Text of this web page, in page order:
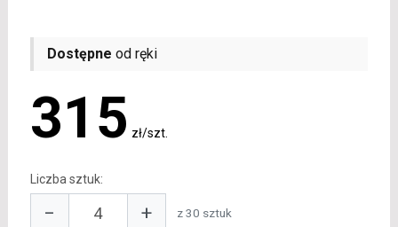
Dostępne od ręki
315 zł/szt.
Liczba sztuk:
− + z 30 sztuk